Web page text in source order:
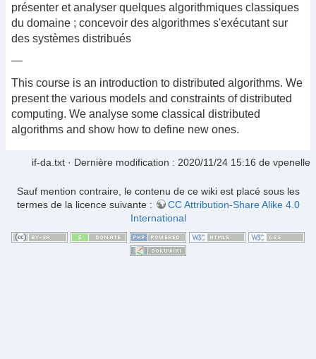
présenter et analyser quelques algorithmiques classiques
du domaine ; concevoir des algorithmes s'exécutant sur
des systèmes distribués
—
This course is an introduction to distributed algorithms. We
present the various models and constraints of distributed
computing. We analyse some classical distributed
algorithms and show how to define new ones.
if-da.txt · Dernière modification : 2020/11/24 15:16 de vpenelle
Sauf mention contraire, le contenu de ce wiki est placé sous les
termes de la licence suivante :
CC Attribution-Share Alike 4.0
International